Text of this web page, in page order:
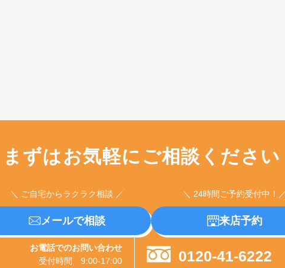
まずはお気軽に ご相談ください
＼ ご自宅からラクラク相談 ／
メールで相談
＼ 24時間ご予約受付中！
来店予約
お電話でのお問い合わせ
受付時間 9:00-17:00
0120-41-6222